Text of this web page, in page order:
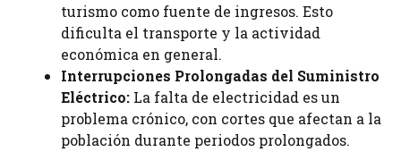
turismo como fuente de ingresos. Esto
dificulta el transporte y la actividad
económica en general.
Interrupciones Prolongadas del Suministro
Eléctrico: La falta de electricidad es un
problema crónico, con cortes que afectan a la
población durante periodos prolongados.